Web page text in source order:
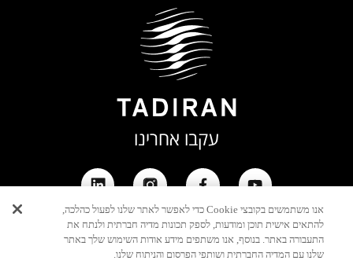
עקבו אחרינו
אנו משתמשים בקובצי Cookie כדי לאפשר לאתר שלנו לפעול כהלכה,
להתאים אישית תוכן ומודעות, לספק תכונות מדיה חברתית ולנתח את
התעבורה באתר. בנוסף, אנו משתפים מידע אודות השימוש שלך באתר
שלנו עם המדיה החברתית ושותפי הפרסום והניתוח שלנו.